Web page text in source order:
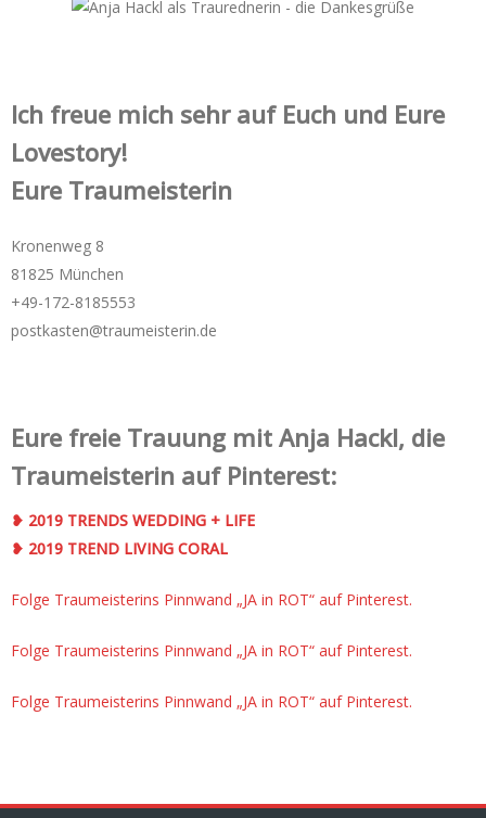
Ich freue mich sehr auf Euch und Eure
Lovestory!
Eure Traumeisterin
Kronenweg 8
81825 München
+49-172-­8185553
postkasten@traumeisterin.de
Eure freie Trauung mit Anja Hackl, die
Traumeisterin auf Pinterest:
❥ 2019 TRENDS WEDDING + LIFE
❥ 2019 TREND LIVING CORAL
Folge Traumeisterins Pinnwand „JA in ROT“ auf Pinterest.
Folge Traumeisterins Pinnwand „JA in ROT“ auf Pinterest.
Folge Traumeisterins Pinnwand „JA in ROT“ auf Pinterest.